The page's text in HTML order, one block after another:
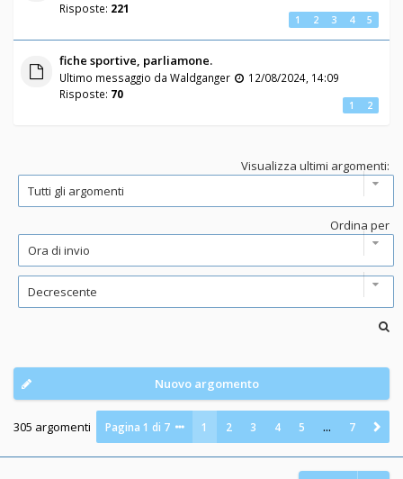
Risposte: 221
1 2 3 4 5
fiche sportive, parliamone.
Ultimo messaggio da Waldganger
12/08/2024, 14:09
Risposte: 70
1 2
Visualizza ultimi argomenti:
Ordina per
Nuovo argomento
305 argomenti Pagina1 di 7 1 2 3 4 5 … 7